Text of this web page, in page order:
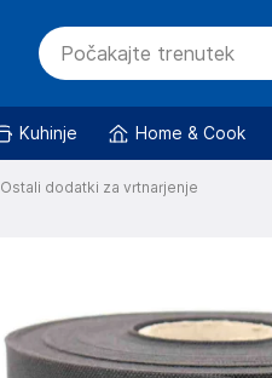
Kuhinje Home & Cook
Ostali dodatki za vrtnarjenje